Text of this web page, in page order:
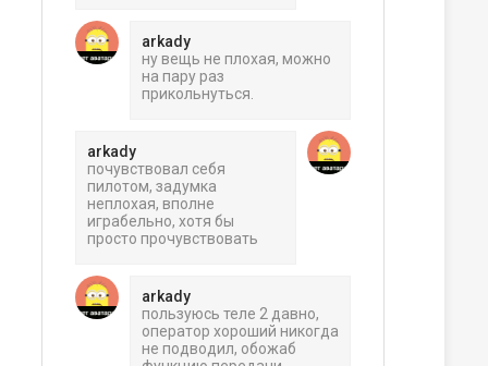
arkady
ну вещь не плохая, можно
на пару раз
прикольнуться.
arkady
почувствовал себя
пилотом, задумка
неплохая, вполне
играбельно, хотя бы
просто прочувствовать
arkady
пользуюсь теле 2 давно,
оператор хороший никогда
не подводил, обожаб